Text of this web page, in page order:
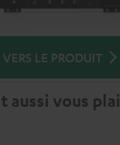
VERS LE PRODUIT
aussi vous